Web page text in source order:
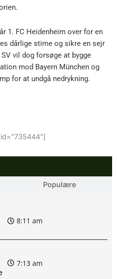
1. FC Heidenheim over for en
dårlige stime og sikre en sejr
vil dog forsøge at bygge
mod Bayern München og
for at undgå nedrykning.
Populære
8:11 am
7:13 am